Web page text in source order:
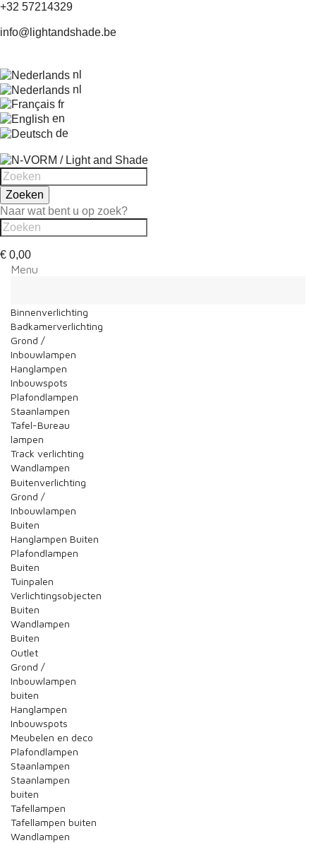
+32 57214329
info@lightandshade.be
nl
nl
fr
en
de
Zoeken
Naar wat bent u op zoek?
€ 0,00
Menu
Binnenverlichting
Badkamerverlichting
Grond /
Inbouwlampen
Hanglampen
Inbouwspots
Plafondlampen
Staanlampen
Tafel-Bureau
lampen
Track verlichting
Wandlampen
Buitenverlichting
Grond /
Inbouwlampen
Buiten
Hanglampen Buiten
Plafondlampen
Buiten
Tuinpalen
Verlichtingsobjecten
Buiten
Wandlampen
Buiten
Outlet
Grond /
Inbouwlampen
buiten
Hanglampen
Inbouwspots
Meubelen en deco
Plafondlampen
Staanlampen
Staanlampen
buiten
Tafellampen
Tafellampen buiten
Wandlampen